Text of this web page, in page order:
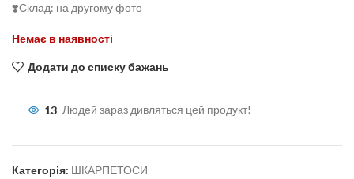
❣️Склад: на другому фото
Немає в наявності
Додати до списку бажань
13 Людей зараз дивляться цей продукт!
Категорія: ШКАРПЕТОСИ